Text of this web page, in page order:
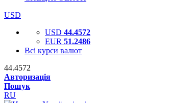
USD
USD 44.4572
EUR 51.2486
Всі курси валют
44.4572
Авторизація
Пошук
RU